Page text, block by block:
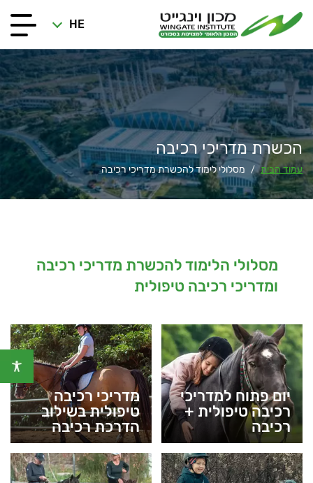
HE
הכשרת מדריכי רכיבה
עמוד הבית / מסלולי לימוד להכשרת מדריכי רכיבה
מסלולי הלימוד להכשרת מדריכי רכיבה
ומדריכי רכיבה טיפולית
יום פתוח למדריכי
רכיבה טיפולית +
רכיבה
מדריכי רכיבה
טיפולית בשילוב
הדרכת רכיבה